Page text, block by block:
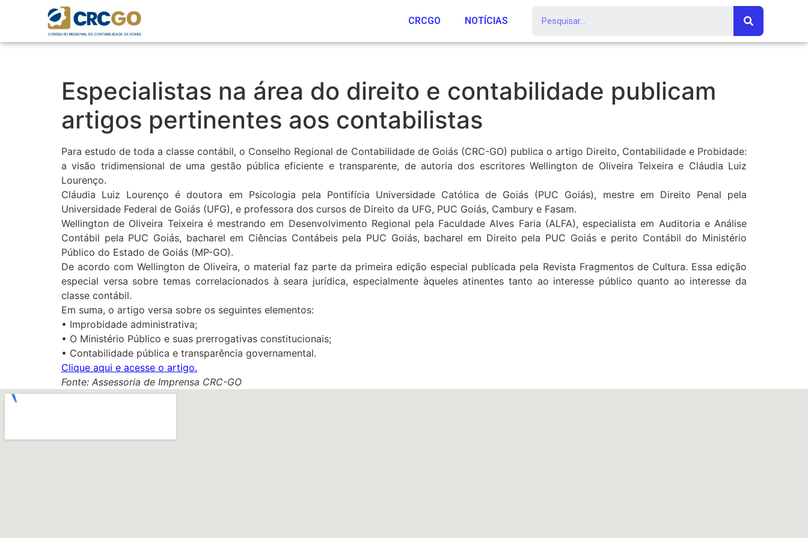
CRCGO NOTÍCIAS
Especialistas na área do direito e contabilidade publicam
artigos pertinentes aos contabilistas
Para estudo de toda a classe contábil, o Conselho Regional de Contabilidade de Goiás (CRC-GO) publica o artigo Direito, Contabilidade e Probidade:
a visão tridimensional de uma gestão pública eficiente e transparente, de autoria dos escritores Wellington de Oliveira Teixeira e Cláudia Luiz
Lourenço.
Cláudia Luiz Lourenço é doutora em Psicologia pela Pontifícia Universidade Católica de Goiás (PUC Goiás), mestre em Direito Penal pela
Universidade Federal de Goiás (UFG), e professora dos cursos de Direito da UFG, PUC Goiás, Cambury e Fasam.
Wellington de Oliveira Teixeira é mestrando em Desenvolvimento Regional pela Faculdade Alves Faria (ALFA), especialista em Auditoria e Análise
Contábil pela PUC Goiás, bacharel em Ciências Contábeis pela PUC Goiás, bacharel em Direito pela PUC Goiás e perito Contábil do Ministério
Público do Estado de Goiás (MP-GO).
De acordo com Wellington de Oliveira, o material faz parte da primeira edição especial publicada pela Revista Fragmentos de Cultura. Essa edição
especial versa sobre temas correlacionados à seara jurídica, especialmente àqueles atinentes tanto ao interesse público quanto ao interesse da
classe contábil.
Em suma, o artigo versa sobre os seguintes elementos:
• Improbidade administrativa;
• O Ministério Público e suas prerrogativas constitucionais;
• Contabilidade pública e transparência governamental.
Clique aqui e acesse o artigo.
Fonte: Assessoria de Imprensa CRC-GO